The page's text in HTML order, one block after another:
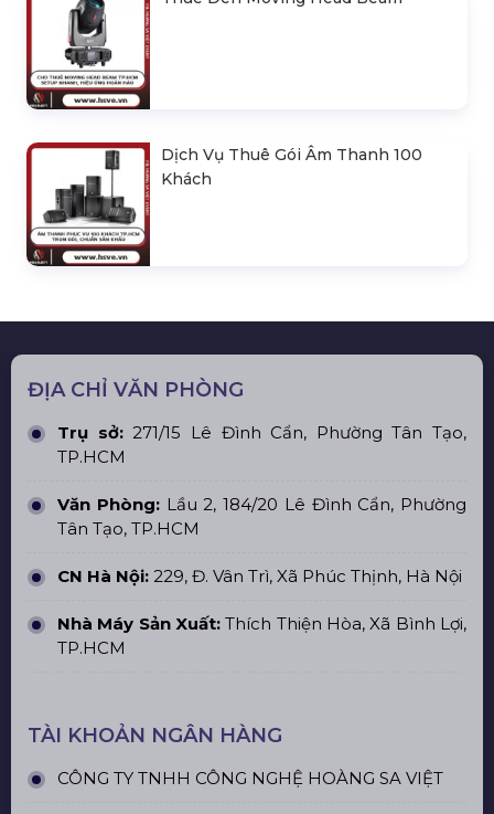
Dịch Vụ Thuê Gói Âm Thanh 100
Khách
ĐỊA CHỈ VĂN PHÒNG
Trụ sở:271/15 Lê Đình Cẩn, Phường Tân Tạo,
TP.HCM
Văn Phòng:Lầu 2, 184/20 Lê Đình Cẩn, Phường
Tân Tạo, TP.HCM
CN Hà Nội: 229, Đ. Vân Trì, Xã Phúc Thịnh, Hà Nội
Nhà Máy Sản Xuất: Thích Thiện Hòa, Xã Bình Lợi,
TP.HCM
TÀI KHOẢN NGÂN HÀNG
CÔNG TY TNHH CÔNG NGHỆ HOÀNG SA VIỆT